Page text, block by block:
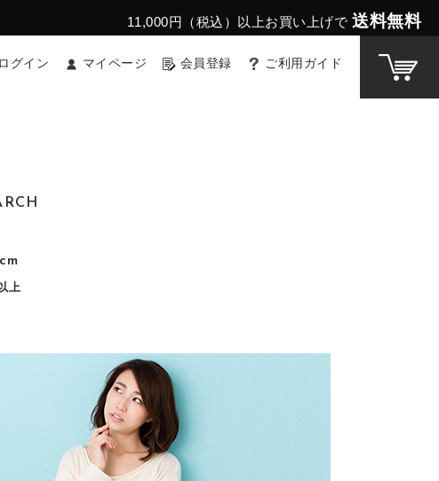
11,000円（税込）以上お買い上げで 送料無料
ログイン マイページ 会員登録 ご利用ガイド
上